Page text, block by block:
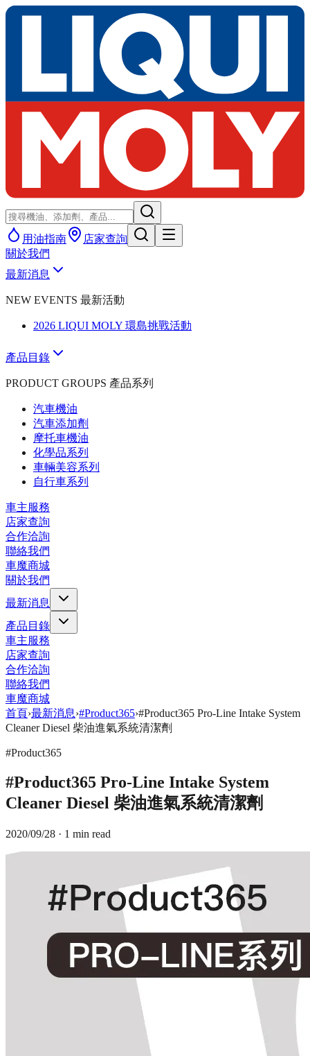
用油指南
店家查詢
關於我們
最新消息
NEW EVENTS 最新活動
2026 LIQUI MOLY 環島挑戰活動
產品目錄
PRODUCT GROUPS 產品系列
汽車機油
汽車添加劑
摩托車機油
化學品系列
車輛美容系列
自行車系列
車主服務
店家查詢
合作洽詢
聯絡我們
車魔商城
關於我們
最新消息
產品目錄
車主服務
店家查詢
合作洽詢
聯絡我們
車魔商城
首頁›最新消息›#Product365›#Product365 Pro-Line Intake System
Cleaner Diesel 柴油進氣系統清潔劑
#Product365
#Product365 Pro-Line Intake System
Cleaner Diesel 柴油進氣系統清潔劑
2020/09/28 · 1 min read